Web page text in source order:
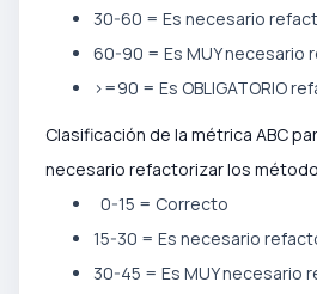
30-60 = Es necesario
60-90 = Es MUY necesario
>=90 = Es OBLIGATORIO
Clasificación de la métrica ABC
necesario refactorizar los
0-15 = Correcto
15-30 = Es necesario
30-45 = Es MUY necesario